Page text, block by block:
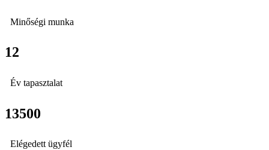
Minőségi munka
12
Év tapasztalat
13500
Elégedett ügyfél